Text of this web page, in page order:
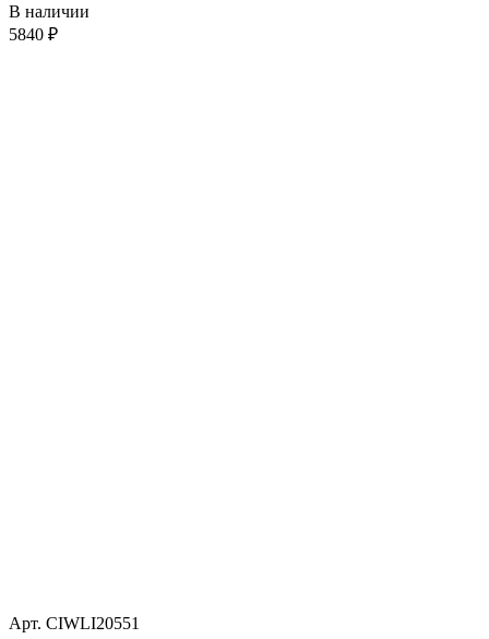
В наличии
5840 ₽
Арт. CIWLI20551